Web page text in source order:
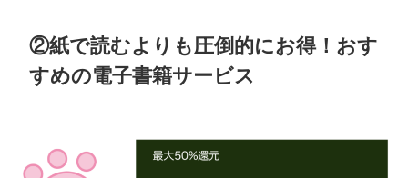
②紙で読むよりも圧倒的にお得！おす
すめの電子書籍サービス